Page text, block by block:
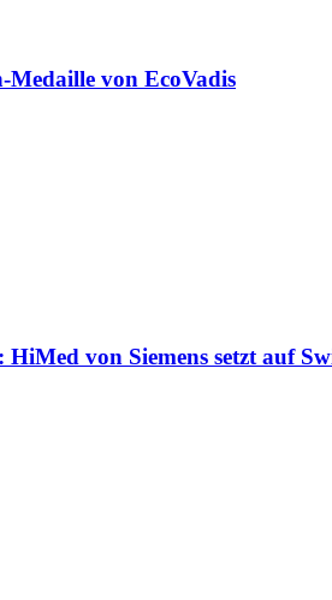
von EcoVadis
von Siemens setzt auf